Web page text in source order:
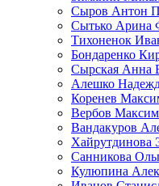
Сыров Антон
Сытько Арина
Тихоненок
Бондаренко
Сырская Анна
Алешко
Коренев
Вербов
Вандакуров
Хайрутдинова
Санникова
Кулюпина